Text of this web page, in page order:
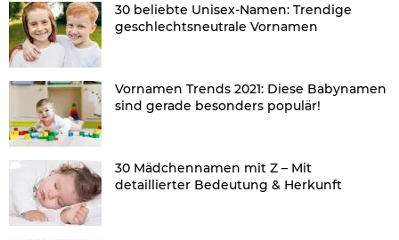
30 beliebte Unisex-Namen: Trendige
geschlechtsneutrale Vornamen
Vornamen Trends 2021: Diese Babynamen
sind gerade besonders populär!
30 Mädchennamen mit Z – Mit
detaillierter Bedeutung & Herkunft